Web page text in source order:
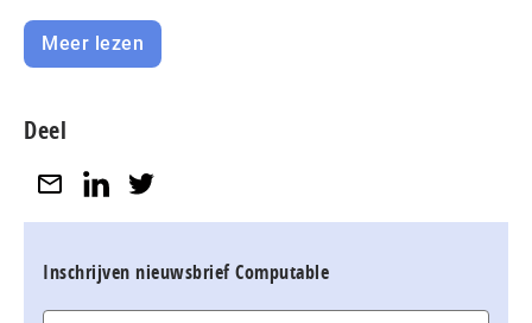
Meer lezen
Deel
Inschrijven nieuwsbrief Computable